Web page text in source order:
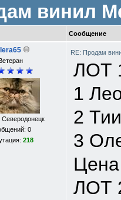
винил
Сообщение
Северодонецк
0
218
RE: Продам
ЛОТ
1
2
3
Цена
ЛОТ